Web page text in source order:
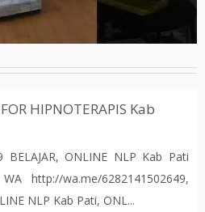
HIPNOTERAPIS Kab
BELAJAR, ONLINE NLP Kab Pati
http://wa.me/6282141502649,
NLP Kab Pati, ONL...